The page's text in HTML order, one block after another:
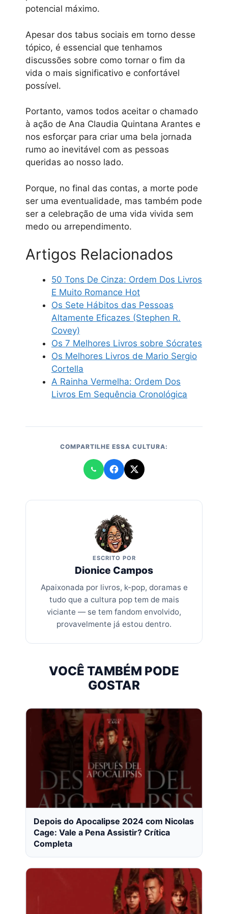
potencial máximo.
Apesar dos tabus sociais em torno desse
tópico, é essencial que tenhamos
discussões sobre como tornar o fim da
vida o mais significativo e confortável
possível.
Portanto, vamos todos aceitar o chamado
à ação de Ana Claudia Quintana Arantes e
nos esforçar para criar uma bela jornada
rumo ao inevitável com as pessoas
queridas ao nosso lado.
Porque, no final das contas, a morte pode
ser uma eventualidade, mas também pode
ser a celebração de uma vida vivida sem
medo ou arrependimento.
Artigos Relacionados
50 Tons De Cinza: Ordem Dos Livros
E Muito Romance Hot
Os Sete Hábitos das Pessoas
Altamente Eficazes (Stephen R.
Covey)
Os 7 Melhores Livros sobre Sócrates
Os Melhores Livros de Mario Sergio
Cortella
A Rainha Vermelha: Ordem Dos
Livros Em Sequência Cronológica
COMPARTILHE ESSA CULTURA:
ESCRITO POR
Dionice Campos
Apaixonada por livros, k-pop, doramas e
tudo que a cultura pop tem de mais
viciante — se tem fandom envolvido,
provavelmente já estou dentro.
VOCÊ TAMBÉM PODE
GOSTAR
Depois do Apocalipse 2024 com Nicolas
Cage: Vale a Pena Assistir? Crítica
Completa